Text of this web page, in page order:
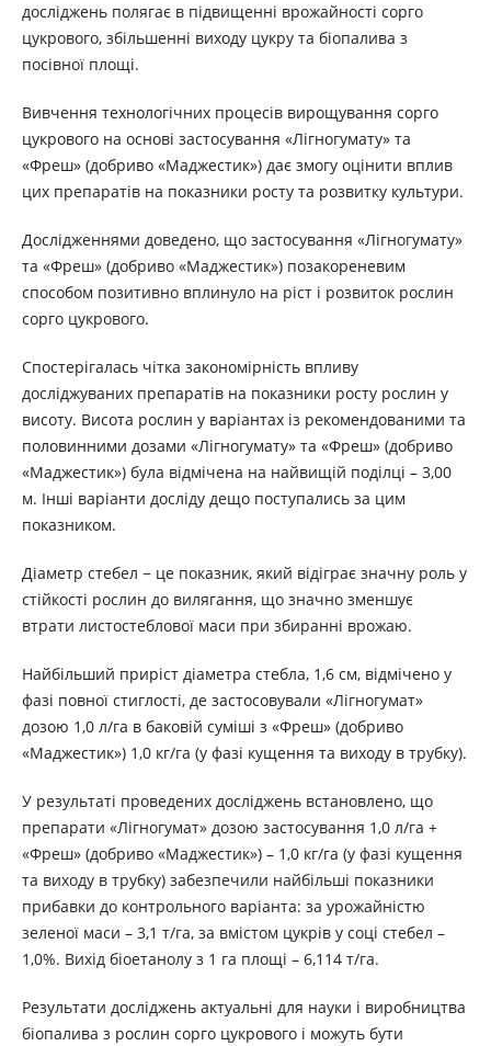
досліджень полягає в підвищенні врожайності сорго
цукрового, збільшенні виходу цукру та біопалива з
посівної площі.
Вивчення технологічних процесів вирощування сорго
цукрового на основі застосування «Лігногумату» та
«Фреш» (добриво «Маджестик») дає змогу оцінити вплив
цих препаратів на показники росту та розвитку культури.
Дослідженнями доведено, що застосування «Лігногумату»
та «Фреш» (добриво «Маджестик») позакореневим
способом позитивно вплинуло на ріст і розвиток рослин
сорго цукрового.
Спостерігалась чітка закономірність впливу
досліджуваних препаратів на показники росту рослин у
висоту. Висота рослин у варіантах із рекомендованими та
половинними дозами «Лігногумату» та «Фреш» (добриво
«Маджестик») була відмічена на найвищій поділці – 3,00
м. Інші варіанти досліду дещо поступались за цим
показником.
Діаметр стебел − це показник, який відіграє значну роль у
стійкості рослин до вилягання, що значно зменшує
втрати листостеблової маси при збиранні врожаю.
Найбільший приріст діаметра стебла, 1,6 см, відмічено у
фазі повної стиглості, де застосовували «Лігногумат»
дозою 1,0 л/га в баковій суміші з «Фреш» (добриво
«Маджестик») 1,0 кг/га (у фазі кущення та виходу в трубку).
У результаті проведених досліджень встановлено, що
препарати «Лігногумат» дозою застосування 1,0 л/га +
«Фреш» (добриво «Маджестик») – 1,0 кг/га (у фазі кущення
та виходу в трубку) забезпечили найбільші показники
прибавки до контрольного варіанта: за урожайністю
зеленої маси – 3,1 т/га, за вмістом цукрів у соці стебел –
1,0%. Вихід біоетанолу з 1 га площі – 6,114 т/га.
Результати досліджень актуальні для науки і виробництва
біопалива з рослин сорго цукрового і можуть бути